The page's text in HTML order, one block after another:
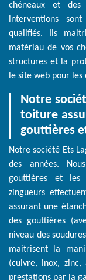
chéneaux et des
interventions
qualifiés. Ils
matériau de vos
structures et la
le site web pour les
Notre
toiture
gouttières
Notre société Ets
des années.
gouttières et les
zingueurs
assurant une
des gouttières
niveau des
maitrisent la
(cuivre, inox, zinc,
prestations par la